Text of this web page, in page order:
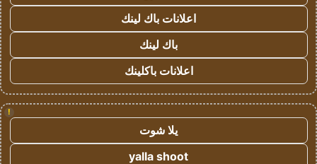
اعلانات باك لينك
باك لينك
اعلانات باكلينك
!
يلا شوت
yalla shoot